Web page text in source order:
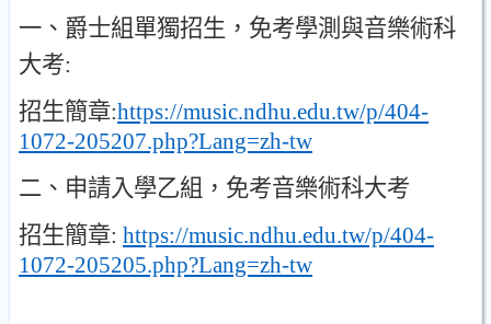
一 、 爵士組單獨招生 ， 免考學測與音樂術科
大考:
招生簡章:https://music.ndhu.edu.tw/p/404-
1072-205207.php?Lang=zh-tw
二 、 申請入學乙組 ， 免考音樂術科大考
招生簡章: https://music.ndhu.edu.tw/p/404-
1072-205205.php?Lang=zh-tw